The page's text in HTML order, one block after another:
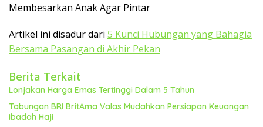
Membesarkan Anak Agar Pintar
Artikel ini disadur dari 5 Kunci Hubungan yang Bahagia
Bersama Pasangan di Akhir Pekan
Berita Terkait
Lonjakan Harga Emas Tertinggi Dalam 5 Tahun
Tabungan BRI BritAma Valas Mudahkan Persiapan Keuangan
Ibadah Haji